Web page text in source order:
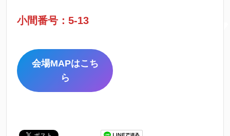
小間番号：5-13
会場MAPはこち
ら